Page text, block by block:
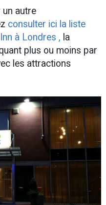
un autre
consulter ici la liste
à Londres , la
plus ou moins par
les attractions